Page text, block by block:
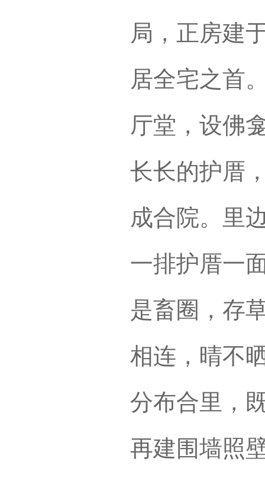
局，正房建
居全宅之首
厅堂，设佛
长长的护厝
成合院。里
一排护厝一
是畜圈，存
相连，晴不
分布合里，
再建围墙照